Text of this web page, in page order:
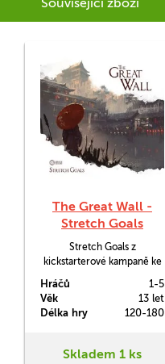
The Great Wall -
Stretch Goals
Stretch Goals z
kickstarterové kampaně ke
čínská zeď) obsahuje
rozšíření pro pátého hráče,
rozšíření Ancient
Rat.
Hráčů
1-5
Věk
13 let
Délka hry
120-180
Skladem 1 ks